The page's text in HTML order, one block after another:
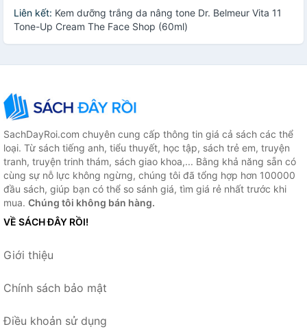
Liên kết: Kem dưỡng trắng da nâng tone Dr. Belmeur Vita 11
Tone-Up Cream The Face Shop (60ml)
SachDayRoi.com chuyên cung cấp thông tin giá cả sách các thể
loại. Từ sách tiếng anh, tiểu thuyết, học tập, sách trẻ em, truyện
tranh, truyện trinh thám, sách giao khoa,... Bằng khả năng sẵn có
cùng sự nỗ lực không ngừng, chúng tôi đã tổng hợp hơn 100000
đầu sách, giúp bạn có thể so sánh giá, tìm giá rẻ nhất trước khi
mua. Chúng tôi không bán hàng.
VỀ SÁCH ĐÂY RỒI!
Giới thiệu
Chính sách bảo mật
Điều khoản sử dụng